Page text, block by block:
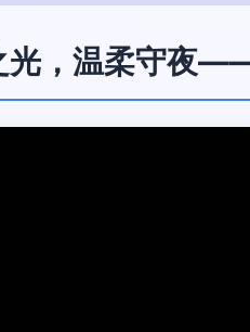
光，温柔守夜